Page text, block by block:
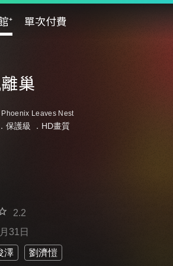
⁺ 單次付費
巢
Leaves Nest
保護級 ．HD畫質
2.2
31日
澤 劉濟愷